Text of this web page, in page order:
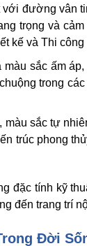
với đường vân
trọng và
kế và Thi công
sắc ấm
trong
màu sắc tự
trúc phong
đặc tính kỹ
đến trang trí
Đời